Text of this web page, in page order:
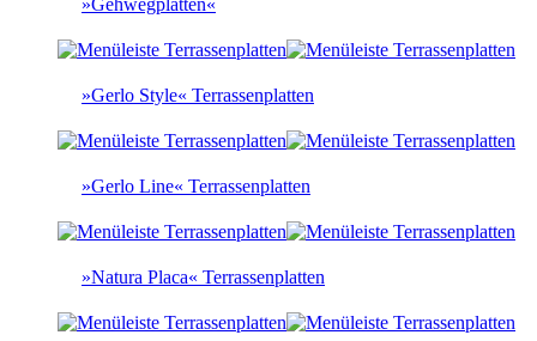
»Gehwegplatten«
»Gerlo Style« Terrassenplatten
»Gerlo Line« Terrassenplatten
»Natura Placa« Terrassenplatten